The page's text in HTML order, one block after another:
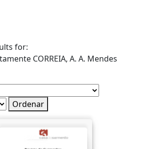
for:
CORREIA, A. A. Mendes
Ordenar